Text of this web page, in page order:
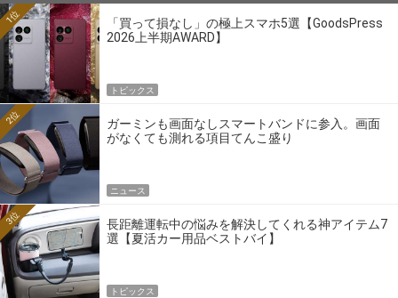
「買って損なし」の極上スマホ5選【GoodsPress
2026上半期AWARD】
1位
トピックス
ガーミンも画面なしスマートバンドに参入。画面
がなくても測れる項目てんこ盛り
2位
ニュース
長距離運転中の悩みを解決してくれる神アイテム7
選【夏活カー用品ベストバイ】
3位
トピックス